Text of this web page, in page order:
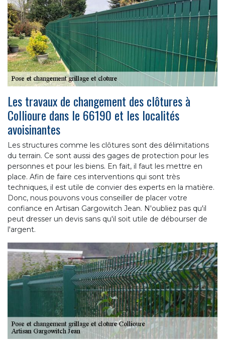
Les travaux de changement des clôtures à
Collioure dans le 66190 et les localités
avoisinantes
Les structures comme les clôtures sont des délimitations
du terrain. Ce sont aussi des gages de protection pour les
personnes et pour les biens. En fait, il faut les mettre en
place. Afin de faire ces interventions qui sont très
techniques, il est utile de convier des experts en la matière.
Donc, nous pouvons vous conseiller de placer votre
confiance en Artisan Gargowitch Jean. N'oubliez pas qu'il
peut dresser un devis sans qu'il soit utile de débourser de
l'argent.